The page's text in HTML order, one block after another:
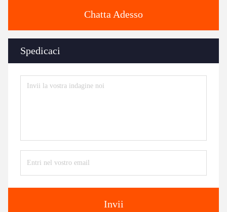
Chatta Adesso
Spedicaci
Invii